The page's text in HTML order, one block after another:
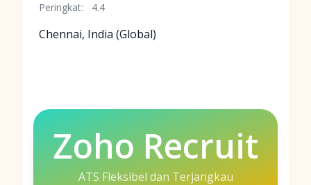
Peringkat: 4.4
Chennai, India (Global)
Zoho Recruit
ATS Fleksibel dan Terjangkau